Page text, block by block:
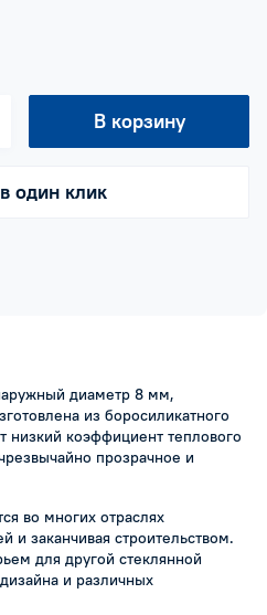
В корзину
один клик
диаметр 8 мм,
из боросиликатного
низкий коэффициент теплового
прозрачное и
во многих отраслях
и заканчивая строительством.
для другой стеклянной
и различных